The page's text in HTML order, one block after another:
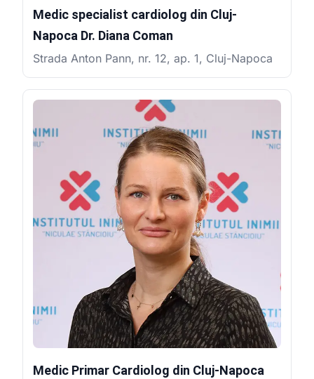
Medic specialist cardiolog din Cluj-
Napoca Dr. Diana Coman
Strada Anton Pann, nr. 12, ap. 1, Cluj-Napoca
Medic Primar Cardiolog din Cluj-Napoca